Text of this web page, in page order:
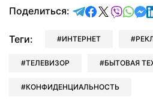
Поделиться: отправить в
поделиться
Теги: ИНТЕРНЕТ
ТЕЛЕВИЗОР БЫТОВАЯ
КОНФИДЕНЦИАЛЬНОСТЬ